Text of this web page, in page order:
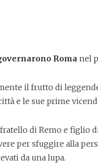
Roma
Romanel
il frutto di
e le sue prime
di Remo e figlio
per sfuggire alla
da una lupa.